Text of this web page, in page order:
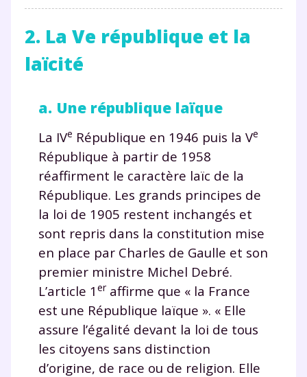
2. La Ve république et la
laïcité
a. Une république laïque
La IVe République en 1946 puis la Ve
République à partir de 1958
réaffirment le caractère laïc de la
République. Les grands principes de
la loi de 1905 restent inchangés et
sont repris dans la constitution mise
en place par Charles de Gaulle et son
premier ministre Michel Debré.
L’article 1 eraffirme que « la France
est une République laïque ». « Elle
assure l’égalité devant la loi de tous
les citoyens sans distinction
d’origine, de race ou de religion. Elle